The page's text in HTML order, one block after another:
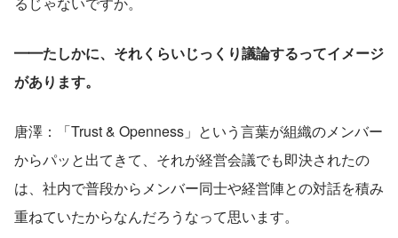
━━たしかに、それくらいじっくり議論するってイメージ
があります。
唐澤：「Trust & Openness」という言葉が組織のメンバー
からパッと出てきて、それが経営会議でも即決されたの
は、社内で普段からメンバー同士や経営陣との対話を積み
重ねていたからなんだろうなって思います。